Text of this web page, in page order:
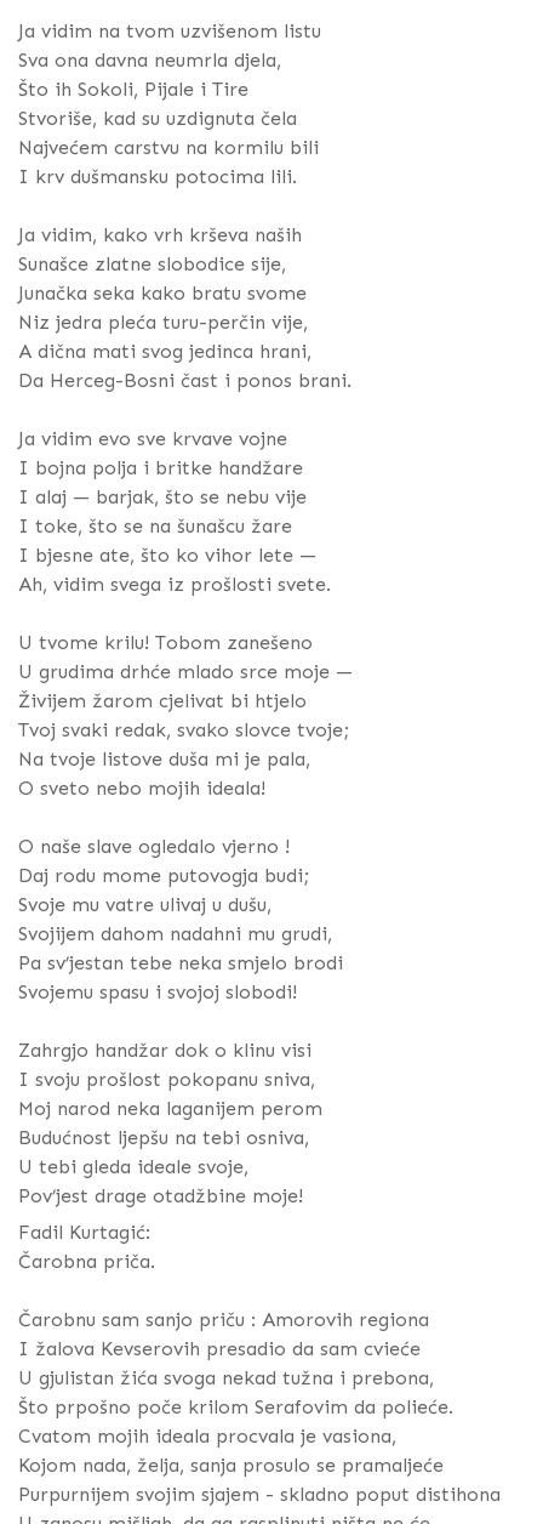
Ja vidim na tvom uzvišenom listu
Sva ona davna neumrla djela,
Što ih Sokoli, Pijale i Tire
Stvoriše, kad su uzdignuta čela
Najvećem carstvu na kormilu bili
I krv dušmansku potocima lili.
Ja vidim, kako vrh krševa naših
Sunašce zlatne slobodice sije,
Junačka seka kako bratu svome
Niz jedra pleća turu-perčin vije,
A dična mati svog jedinca hrani,
Da Herceg-Bosni čast i ponos brani.
Ja vidim evo sve krvave vojne
I bojna polja i britke handžare
I alaj — barjak, što se nebu vije
I toke, što se na šunašcu žare
I bjesne ate, što ko vihor lete —
Ah, vidim svega iz prošlosti svete.
U tvome krilu! Tobom zanešeno
U grudima drhće mlado srce moje —
Živijem žarom cjelivat bi htjelo
Tvoj svaki redak, svako slovce tvoje;
Na tvoje listove duša mi je pala,
O sveto nebo mojih ideala!
O naše slave ogledalo vjerno !
Daj rodu mome putovogja budi;
Svoje mu vatre ulivaj u dušu,
Svojijem dahom nadahni mu grudi,
Pa sv’jestan tebe neka smjelo brodi
Svojemu spasu i svojoj slobodi!
Zahrgjo handžar dok o klinu visi
I svoju prošlost pokopanu sniva,
Moj narod neka laganijem perom
Budućnost ljepšu na tebi osniva,
U tebi gleda ideale svoje,
Pov’jest drage otadžbine moje!
Fadil Kurtagić:
Čarobna priča.
Čarobnu sam sanjo priču : Amorovih regiona
I žalova Kevserovih presadio da sam cvieće
U gjulistan žića svoga nekad tužna i prebona,
Što prpošno poče krilom Serafovim da polieće.
Cvatom mojih ideala procvala je vasiona,
Kojom nada, želja, sanja prosulo se pramaljeće
Purpurnijem svojim sjajem - skladno poput distihona